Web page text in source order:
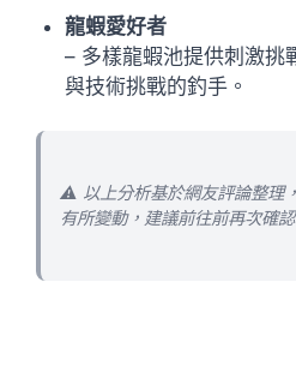
龍蝦愛好者
– 多樣龍蝦池提供刺激挑
與技術挑戰的釣手。
⚠️ 以上分析基於網友評論整理
有所變動，建議前往前再次確認